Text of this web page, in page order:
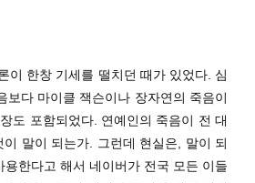
이 한창 기세를 떨치던 때가 있었다. 심
다 마이클 잭슨이나 장자연의 죽음이
도 포함되었다. 연예인의 죽음이 전 대
말이 되는가. 그런데 현실은, 말이 되
한다고 해서 네이버가 전국 모든 이들